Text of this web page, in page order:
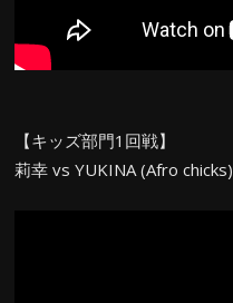
【キッズ部門1回戦】
莉幸 vs YUKINA (Afro chicks)